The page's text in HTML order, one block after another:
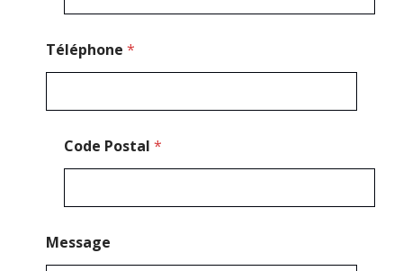
Téléphone *
Code Postal *
Message